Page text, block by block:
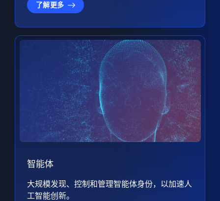
了解更多
智能体
大规模发现、控制和管理智能体身份，以加速人
工智能创新。